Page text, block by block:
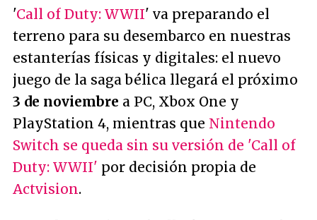
'Call of Duty: WWII' va preparando el
terreno para su desembarco en nuestras
estanterías físicas y digitales: el nuevo
juego de la saga bélica llegará el próximo
3 de noviembre a PC, Xbox One y
PlayStation 4, mientras que Nintendo
Switch se queda sin su versión de 'Call of
Duty: WWII' por decisión propia de
Actvision.